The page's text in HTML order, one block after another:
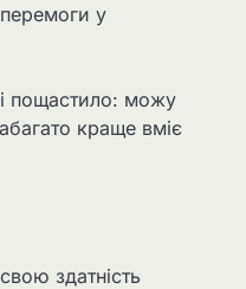
перемоги у
пощастило: можу
краще вміє
здатність